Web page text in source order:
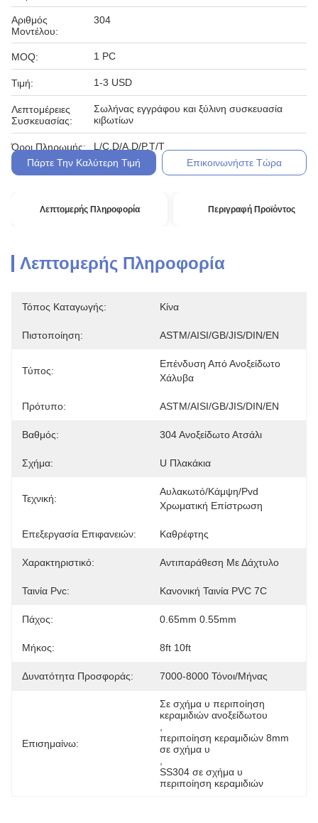
Αριθμός
Μοντέλου:
304
MOQ: 1 PC
Τιμή: 1-3 USD
Λεπτομέρειες
Συσκευασίας:
Σωλήνας εγγράφου και ξύλινη συσκευασία
κιβωτίων
Όροι Πληρωμής:
L/C,D/A,D/P,T/T
Πάρτε Την Καλύτερη Τιμή
Επικοινωνήστε Τώρα
Λεπτομερής Πληροφορία Περιγραφή Προϊόντος
Λεπτομερής Πληροφορία
Τόπος Καταγωγής: Κίνα
Πιστοποίηση: ASTM/AISI/GB/JIS/DIN/EN
Τύπος:
Επένδυση Από Ανοξείδωτο
Χάλυβα
Πρότυπο: ASTM/AISI/GB/JIS/DIN/EN
Βαθμός: 304 Ανοξείδωτο Ατσάλι
Σχήμα: U Πλακάκια
Τεχνική:
Αυλακωτό/κάμψη/pvd
Χρωματική Επίστρωση
Επεξεργασία Επιφανειών: Καθρέφτης
Χαρακτηριστικό: Αντιπαράθεση Με Δάχτυλο
Ταινία Pvc: Κανονική Ταινία PVC 7C
Πάχος: 0.65mm 0.55mm
Μήκος: 8ft 10ft
Δυνατότητα Προσφοράς: 7000-8000 Τόνοι/μήνας
Επισημαίνω:
Σε σχήμα υ περιποίηση
κεραμιδιών ανοξείδωτου
περιποίηση κεραμιδιών 8mm
σε σχήμα υ
SS304 σε σχήμα υ
περιποίηση κεραμιδιών